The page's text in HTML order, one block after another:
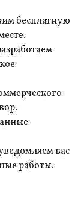
бесплатную
вас
работы.